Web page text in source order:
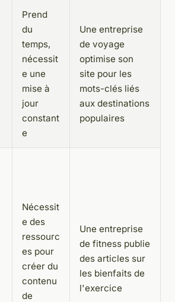
Prend
du
temps,
nécessit
e une
mise à
jour
constant
e
Une entreprise
de voyage
optimise son
site pour les
mots-clés liés
aux destinations
populaires
Nécessit
e des
ressourc
es pour
créer du
contenu
de
Une entreprise
de fitness publie
des articles sur
les bienfaits de
l'exercice